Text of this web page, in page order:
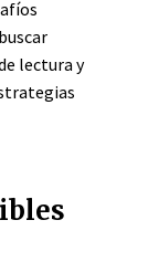
lectura y